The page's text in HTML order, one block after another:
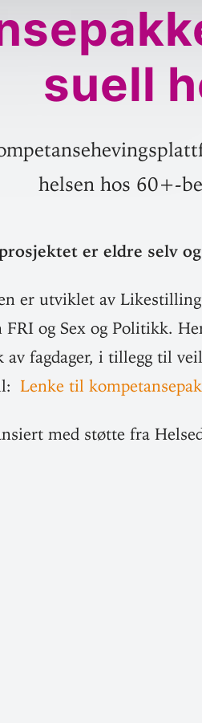
suell
helsen hos 60+-
er eldre selv
er utviklet av
FRI og Sex og Politikk.
av fag­dager, i tillegg til
Lenke til
med støtte fra